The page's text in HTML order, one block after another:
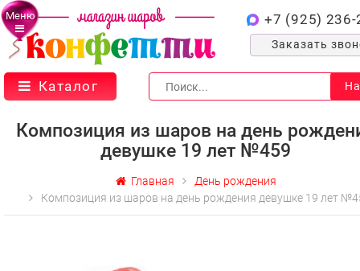
Меню +7 (925) 236-
Заказать
Каталог
Композиция из шаров на день
девушке 19 лет №459
Главная
День рождения
Композиция из шаров на день рождения девушке 19 лет